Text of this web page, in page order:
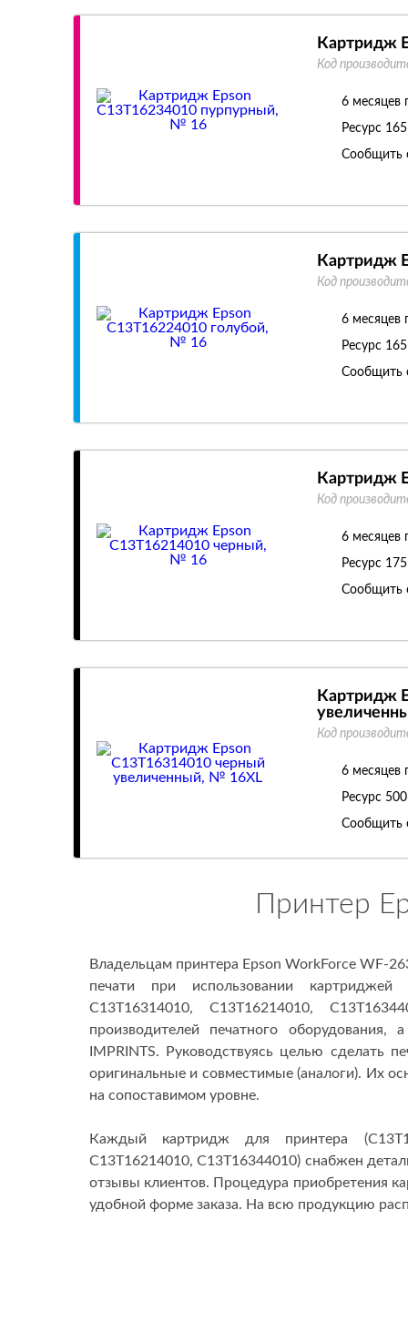
Картридж
Код
6 месяцев
Ресурс
Сообщить
Картридж
Код
6 месяцев
Ресурс
Сообщить
Картридж
Код
6 месяцев
Ресурс
Сообщить
Картридж
Код
6 месяцев
Ресурс
Сообщить
Принтер
Владельцам принтера Epson WorkForce WF-
печати при использовании картриджей
C13T16314010, C13T16214010,
производителей печатного
IMPRINTS. Руководствуясь целью сделать
оригинальные и совместимые (аналоги). Их
на сопоставимом уровне.
Каждый картридж для принтера
C13T16214010, C13T16344010) снабжен
отзывы клиентов. Процедура приобретения
удобной форме заказа. На всю продукцию